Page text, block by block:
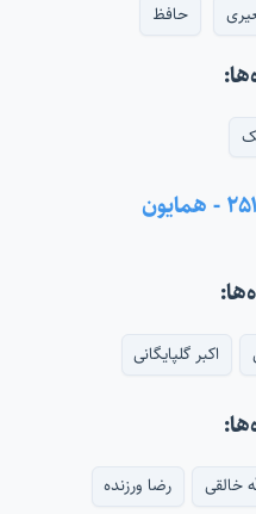
حافظ
اکبر گلپایگانی
خالقی
رضا ورزنده